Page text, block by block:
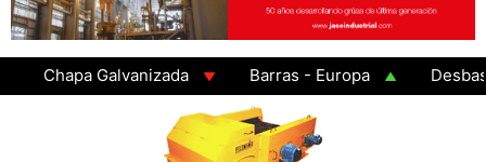
Chapa Galvanizada Barras - Europa
Desbaste
GAMA 3 - Cuadrados 200x200x8